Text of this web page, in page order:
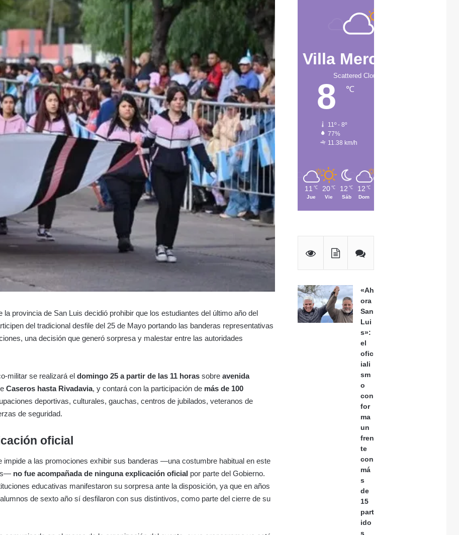
la provincia de San Luis decidió prohibir que los estudiantes del último año del
del tradicional desfile del 25 de Mayo portando las banderas representativas
una decisión que generó sorpresa y malestar entre las autoridades
militar se realizará eldomingo 25 a partir de las 11 horas sobreavenida
Caseros hasta Rivadavia, y contará con la participación de más de 100
deportivas, culturales, gauchas, centros de jubilados, veteranos de
de seguridad.
oficial
impide a las promociones exhibir sus banderas —una costumbre habitual en este
no fue acompañada de ninguna explicación oficial por parte del Gobierno.
educativas manifestaron su sorpresa ante la disposición, ya que en años
de sexto año sí desfilaron con sus distintivos, como parte del cierre de su
Villa Mercedes
Scattered Clouds
8 ℃
11º - 8º
77%
11.38 km/h
11 ℃
Jue
20 ℃
Vie
12 ℃
Sáb
12 ℃
Dom
«Ah
ora
San
Lui
s»:
el
ofic
iali
sm
o
con
for
ma
un
fren
te
con
má
s
de
15
part
ido
s